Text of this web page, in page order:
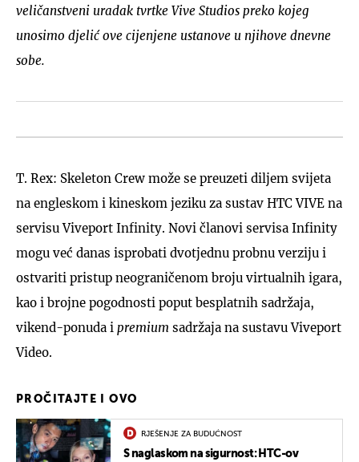
veličanstveni uradak tvrtke Vive Studios preko kojeg
unosimo djelić ove cijenjene ustanove u njihove dnevne
sobe.
T. Rex: Skeleton Crew može se preuzeti diljem svijeta
na engleskom i kineskom jeziku za sustav HTC VIVE na
servisu Viveport Infinity. Novi članovi servisa Infinity
mogu već danas isprobati dvotjednu probnu verziju i
ostvariti pristup neograničenom broju virtualnih igara,
kao i brojne pogodnosti poput besplatnih sadržaja,
vikend-ponuda i premium sadržaja na sustavu Viveport
Video.
PROČITAJTE I OVO
RJEŠENJE ZA BUDUĆNOST
S naglaskom na sigurnost: HTC-ov